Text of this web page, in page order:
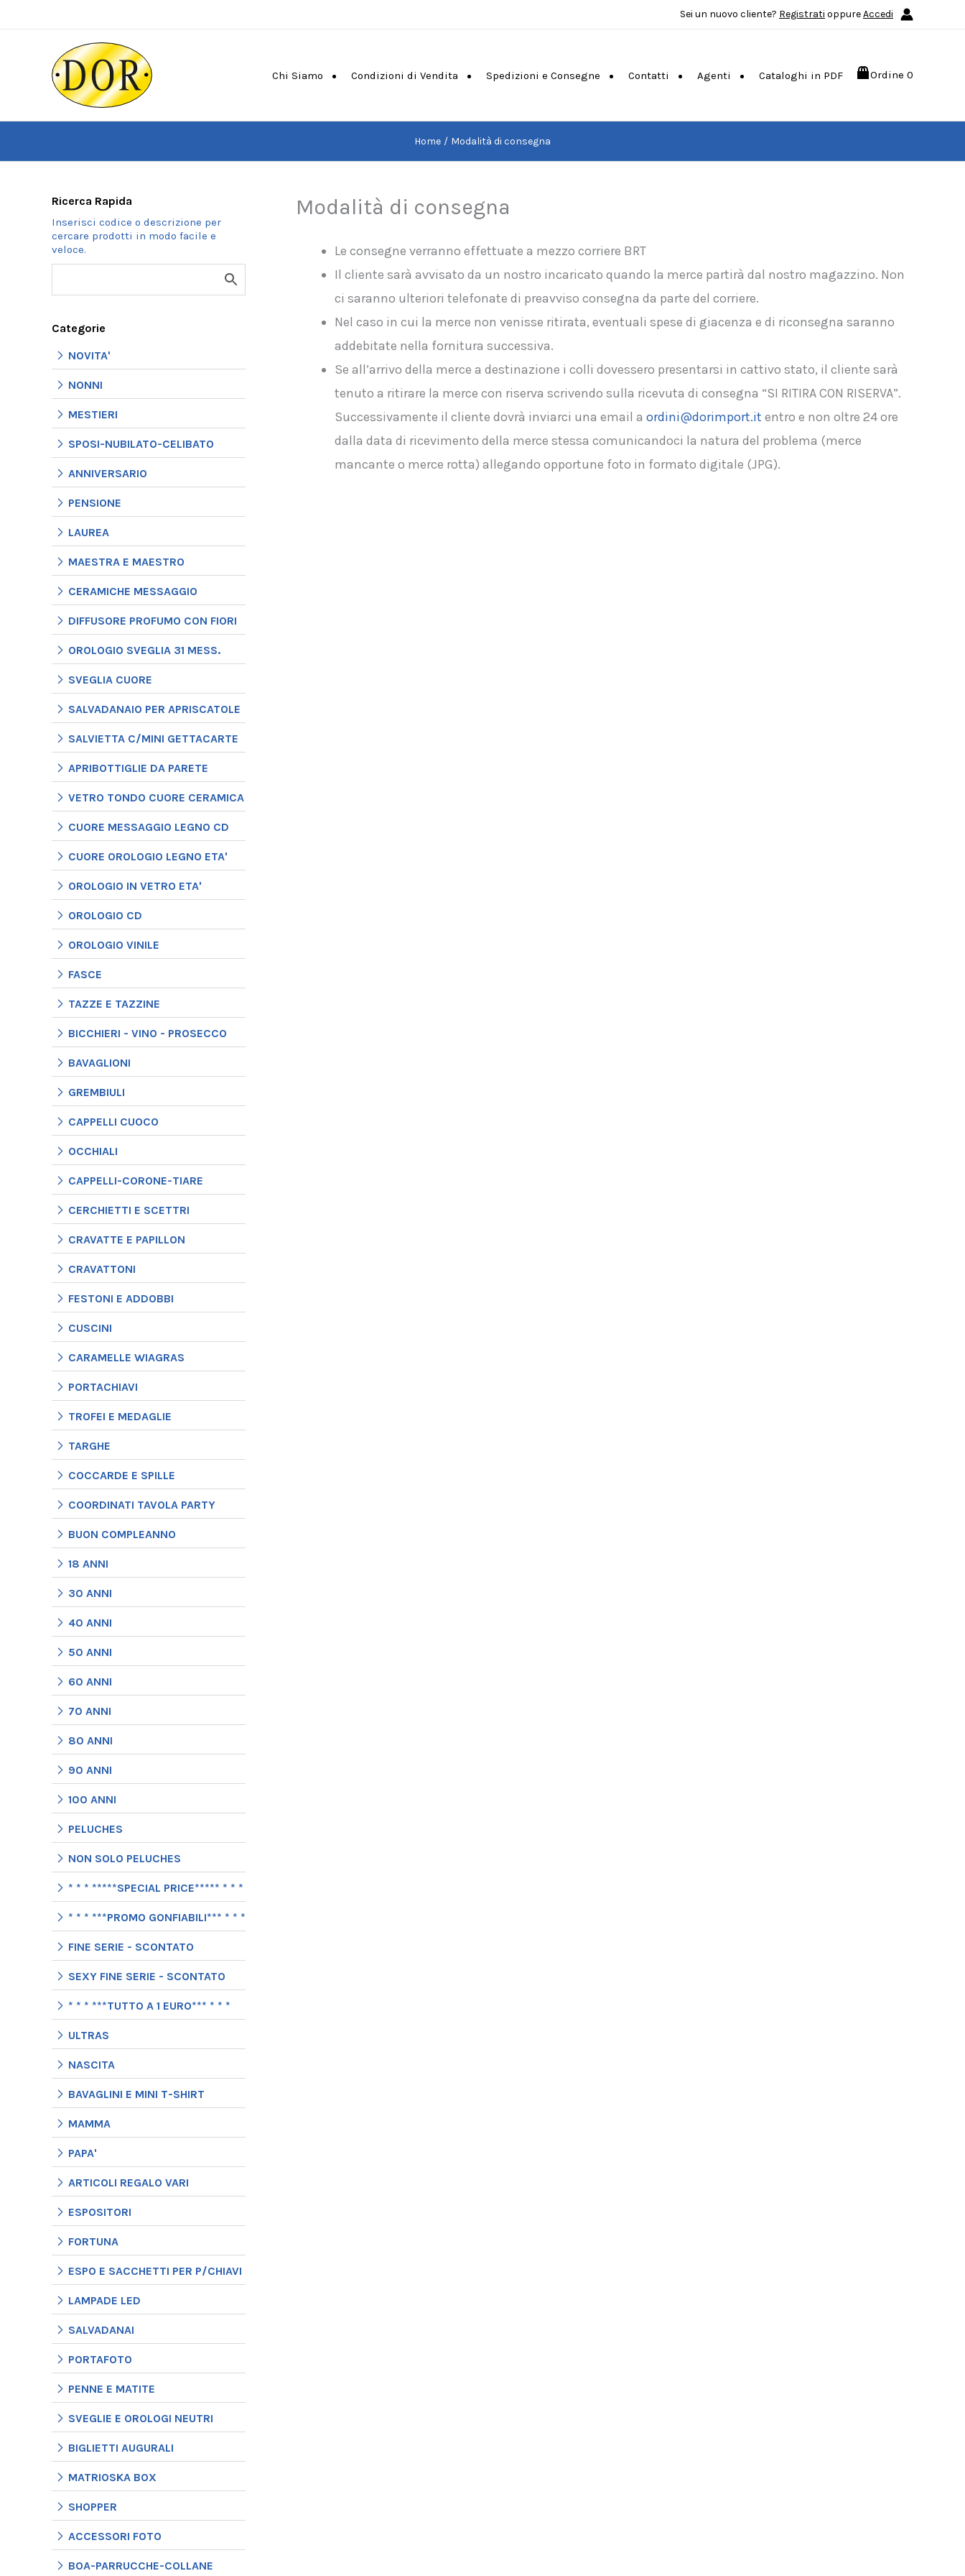
contenuto
Sei un nuovo cliente? Registrati oppureAccedi
Chi Siamo Condizioni di Vendita Spedizioni e Consegne Contatti Agenti Cataloghi in PDF Ordine 0
Home Modalità di consegna
Ricerca Rapida
Categorie
NOVITA'
NONNI
MESTIERI
SPOSI-NUBILATO-CELIBATO
ANNIVERSARIO
PENSIONE
LAUREA
MAESTRA E MAESTRO
CERAMICHE MESSAGGIO
DIFFUSORE PROFUMO CON FIORI
OROLOGIO SVEGLIA 31 MESS.
SVEGLIA CUORE
SALVADANAIO PER APRISCATOLE
SALVIETTA C/MINI GETTACARTE
APRIBOTTIGLIE DA PARETE
VETRO TONDO CUORE CERAMICA
CUORE MESSAGGIO LEGNO CD
CUORE OROLOGIO LEGNO ETA'
OROLOGIO IN VETRO ETA'
OROLOGIO CD
OROLOGIO VINILE
FASCE
TAZZE E TAZZINE
BICCHIERI - VINO - PROSECCO
BAVAGLIONI
GREMBIULI
CAPPELLI CUOCO
OCCHIALI
CAPPELLI-CORONE-TIARE
CERCHIETTI E SCETTRI
CRAVATTE E PAPILLON
CRAVATTONI
FESTONI E ADDOBBI
CUSCINI
CARAMELLE WIAGRAS
PORTACHIAVI
TROFEI E MEDAGLIE
TARGHE
COCCARDE E SPILLE
COORDINATI TAVOLA PARTY
BUON COMPLEANNO
18 ANNI
30 ANNI
40 ANNI
50 ANNI
60 ANNI
70 ANNI
80 ANNI
90 ANNI
100 ANNI
PELUCHES
NON SOLO PELUCHES
* * * *****SPECIAL PRICE***** * * *
* * * ***PROMO GONFIABILI*** * * *
FINE SERIE - SCONTATO
SEXY FINE SERIE - SCONTATO
* * * ***TUTTO A 1 EURO*** * * *
ULTRAS
NASCITA
BAVAGLINI E MINI T-SHIRT
MAMMA
PAPA'
ARTICOLI REGALO VARI
ESPOSITORI
FORTUNA
ESPO E SACCHETTI PER P/CHIAVI
LAMPADE LED
SALVADANAI
PORTAFOTO
PENNE E MATITE
SVEGLIE E OROLOGI NEUTRI
BIGLIETTI AUGURALI
MATRIOSKA BOX
SHOPPER
ACCESSORI FOTO
BOA-PARRUCCHE-COLLANE
Modalità di consegna
Le consegne verranno effettuate a mezzo corriere BRT
Il cliente sarà avvisato da un nostro incaricato quando la merce partirà dal nostro magazzino. Non
ci saranno ulteriori telefonate di preavviso consegna da parte del corriere.
Nel caso in cui la merce non venisse ritirata, eventuali spese di giacenza e di riconsegna saranno
addebitate nella fornitura successiva.
Se all’arrivo della merce a destinazione i colli dovessero presentarsi in cattivo stato, il cliente sarà
tenuto a ritirare la merce con riserva scrivendo sulla ricevuta di consegna “SI RITIRA CON RISERVA”.
Successivamente il cliente dovrà inviarci una email a ordini@dorimport.it entro e non oltre 24 ore
dalla data di ricevimento della merce stessa comunicandoci la natura del problema (merce
mancante o merce rotta) allegando opportune foto in formato digitale (JPG).